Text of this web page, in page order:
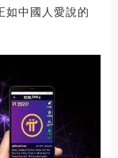
如中國人愛說的